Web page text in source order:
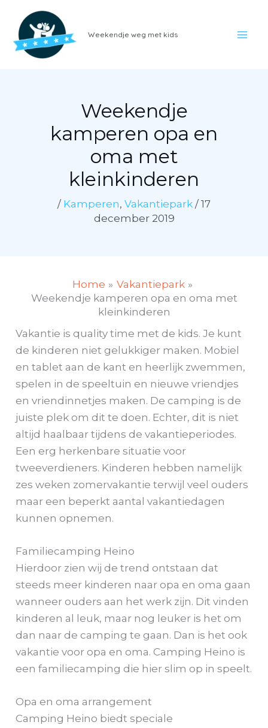
naar
de
inhoud
Weekendje weg met kids
Weekendje
kamperen opa en
oma met
kleinkinderen
/ Kamperen, Vakantiepark / 17
december 2019
Home
Vakantiepark
Weekendje kamperen opa en oma met
kleinkinderen
Vakantie is quality time met de kids. Je kunt
de kinderen niet gelukkiger maken. Mobiel
en tablet aan de kant en heerlijk zwemmen,
spelen in de speeltuin en nieuwe vriendjes
en vriendinnetjes maken. De camping is de
juiste plek om dit te doen. Echter, dit is niet
altijd haalbaar tijdens de vakantieperiodes.
Een erg herkenbare situatie voor
tweeverdieners. Kinderen hebben namelijk
zes weken zomervakantie terwijl veel ouders
maar een beperkt aantal vakantiedagen
kunnen opnemen.
Familiecamping Heino
Hierdoor zien wij de trend ontstaan dat
steeds meer kinderen naar opa en oma gaan
wanneer ouders aan het werk zijn. Dit vinden
kinderen al leuk, maar nog leuker is het om
dan naar de camping te gaan. Dan is het ook
vakantie voor opa en oma. Camping Heino is
een familiecamping die hier slim op in speelt.
Opa en oma arrangement
Camping Heino biedt speciale